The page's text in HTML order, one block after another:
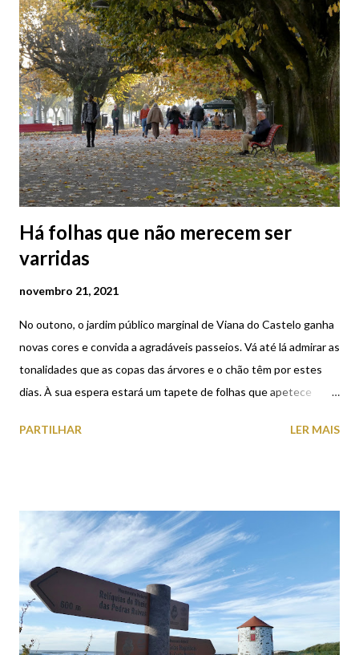
Amália, Viela da Cova da Onça e Viela da Parenta, clicando na
página Facebook Histórias Viandantes.
Há folhas que não merecem ser
varridas
novembro 21, 2021
No outono, o jardim público marginal de Viana do Castelo ganha
novas cores e convida a agradáveis passeios. Vá até lá admirar as
tonalidades que as copas das árvores e o chão têm por estes
dias. À sua espera estará um tapete de folhas que apetece
Castelo ontem ao fim da tarde]
PARTILHAR LER MAIS